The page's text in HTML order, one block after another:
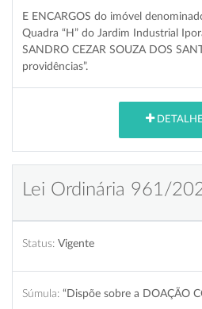
E ENCARGOS do imóvel
Quadra “H” do Jardim Industrial
SANDRO CEZAR SOUZA DOS
providências”.
Lei Ordinária 961/
Status: Vigente
Súmula: “Dispõe sobre a DOAÇÃO